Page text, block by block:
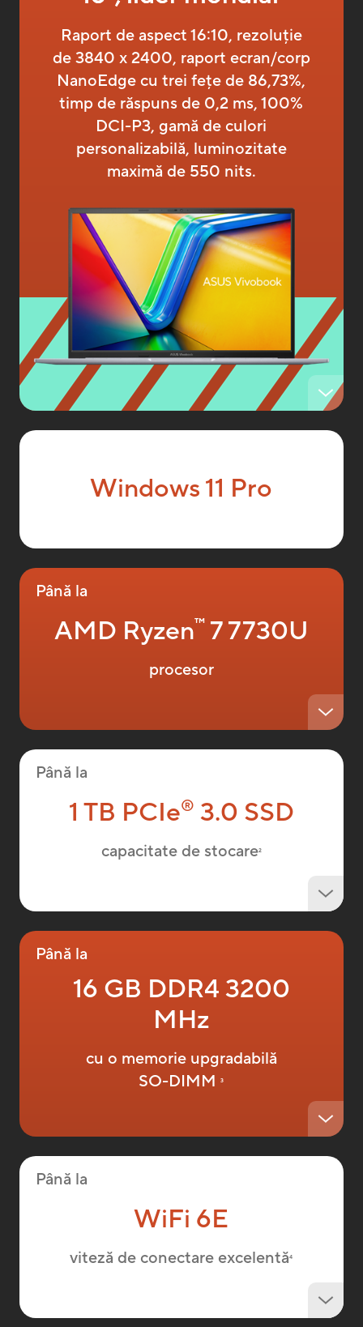
Raport de aspect 16:10, rezoluție
de 3840 x 2400, raport ecran/corp
NanoEdge cu trei fețe de 86,73%,
timp de răspuns de 0,2 ms, 100%
DCI-P3, gamă de culori
personalizabilă, luminozitate
maximă de 550 nits.
Windows 11 Pro
Până la
AMD Ryzen™7 7730U
procesor
Până la
1 TB PCIe® 3.0 SSD
capacitate de stocare2
Până la
16 GB DDR4 3200
MHz
cu o memorie upgradabilă
SO-DIMM 3
Până la
WiFi 6E
viteză de conectare excelentă4